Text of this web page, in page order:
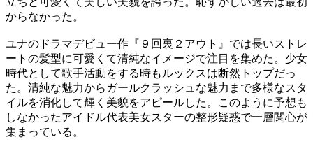
からなかった。
ユナのドラマデビュー作『９回裏２アウト』では長いストレ
ートの髪型に可愛くて清純なイメージで注目を集めた。少女
時代として歌手活動をする時もルックスは断然トップだっ
た。清純な魅力からガールクラッシュな魅力まで多様なスタ
イルを消化して輝く美貌をアピールした。このように予想も
しなかったアイドル代表美女スターの整形疑惑で一層関心が
集まっている。